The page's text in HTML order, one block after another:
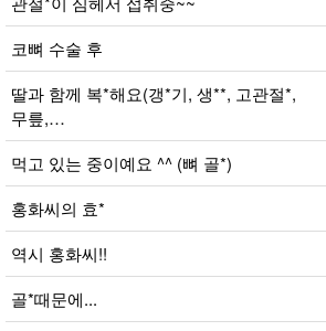
코뼈 수술 후
딸과 함께 복*해요(갱*기, 생**, 고관절*,
무릎,…
먹고 있는 중이예요 ^^ (뼈 골*)
홍화씨의 효*
역시 홍화씨!!
골*때문에...